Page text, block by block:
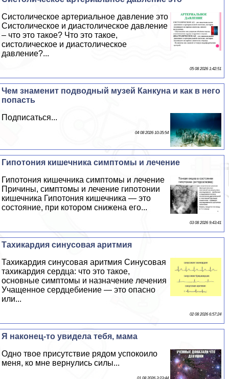
Систолическое артериальное давление это
Систолическое и диастолическое давление
– что это такое? Что это такое,
систолическое и диастолическое
давление?...
05 08 2026 1:42:51
Чем знаменит подводный музей Канкуна и как в него
попасть
Подписаться...
04 08 2026 10:35:54
Гипотония кишечника симптомы и лечение
Гипотония кишечника симптомы и лечение
Причины, симптомы и лечение гипотонии
кишечника Гипотония кишечника — это
состояние, при котором снижена его...
03 08 2026 9:43:41
Тахикардия синусовая аритмия
Тахикардия синусовая аритмия Синусовая
тахикардия сердца: что это такое,
основные симптомы и назначение лечения
Учащенное сердцебиение — это опасно
или...
02 08 2026 6:57:24
Я наконец-то увидела тебя, мама
Одно твое присутствие рядом успокоило
меня, ко мне вернулись силы...